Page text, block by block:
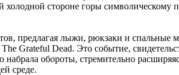
стороне горы символическому
предлагая лыжи, рюкзаки и спальные
Grateful Dead. Это событие,
обороты, стремительно
среде.